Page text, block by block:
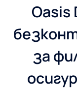
Oasis
за